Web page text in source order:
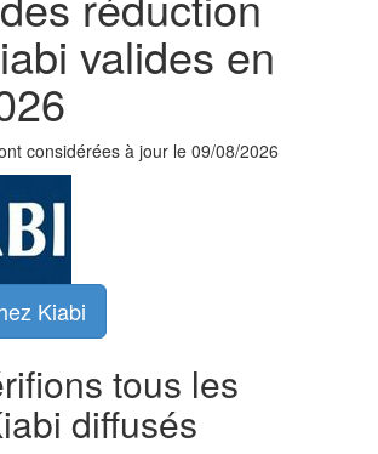
valides en
considérées à jour le 09/08/2026
Kiabi
tous les
diffusés